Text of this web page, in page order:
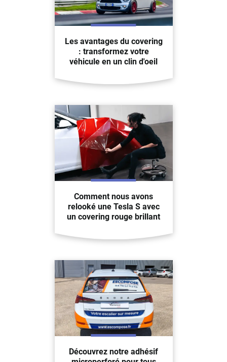
Les avantages du covering
: transformez votre
véhicule en un clin d'oeil
Comment nous avons
relooké une Tesla S avec
un covering rouge brillant
Découvrez notre adhésif